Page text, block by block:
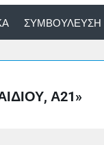
ΣΥΜΒΟΎΛΕΥΣΗ
Α21»